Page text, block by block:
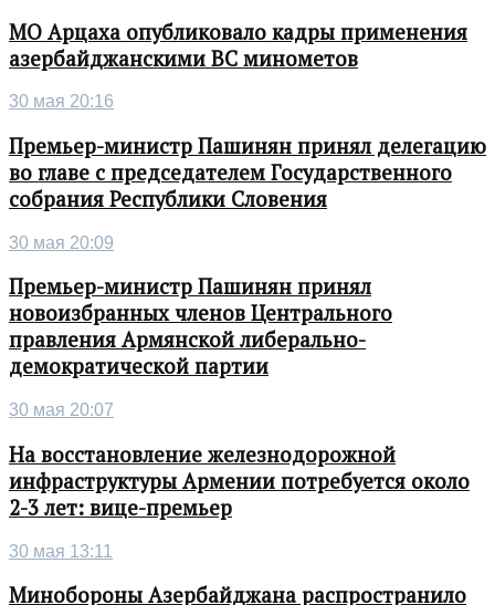
МО Арцаха опубликовало кадры применения
азербайджанскими ВС минометов
30 мая 20:16
Премьер-министр Пашинян принял делегацию
во главе с председателем Государственного
собрания Республики Словения
30 мая 20:09
Премьер-министр Пашинян принял
новоизбранных членов Центрального
правления Армянской либерально-
демократической партии
30 мая 20:07
На восстановление железнодорожной
инфраструктуры Армении потребуется около
2-3 лет: вице-премьер
30 мая 13:11
Минобороны Азербайджана распространило